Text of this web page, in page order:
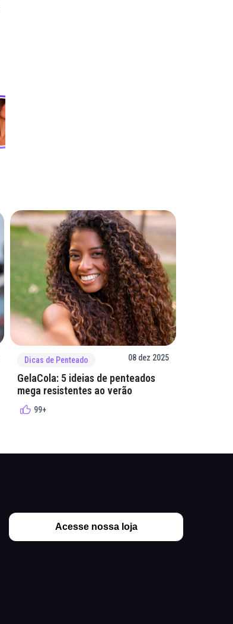
Dicas de Penteado 08 dez 2025
GelaCola: 5 ideias de penteados
mega resistentes ao verão
99+
Acesse nossa loja